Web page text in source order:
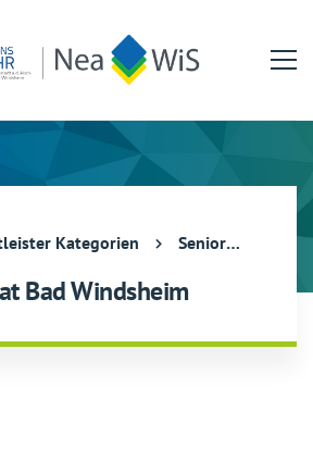
Kategorien Seniorenrat Bad Windsheim
Bad Windsheim